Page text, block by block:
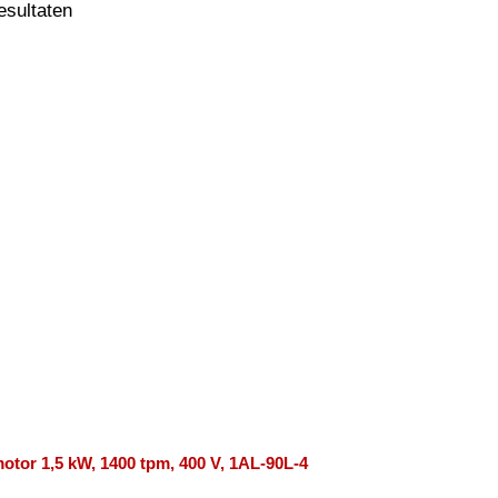
1,5 kW, 1400 tpm, 400 V, 1AL-90L-4